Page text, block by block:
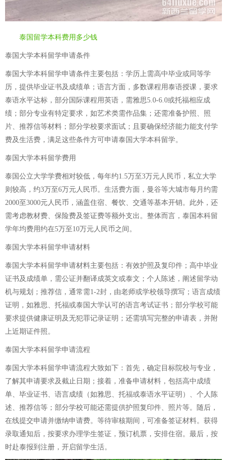
泰国留学本科费用多少钱
泰国大学本科留学申请条件
泰国大学本科留学申请条件主要包括：学历上需高中毕业或同等学
历，提供毕业证书及成绩单；语言方面，多数课程用泰语授课，要求
泰语水平达标，部分国际课程用英语，需雅思5.0-6.0或托福相应成
绩；部分专业有特定要求，如艺术类需作品集；还需准备护照、照
片、推荐信等材料；部分学校要求面试；且要确保经济能力能支付学
费及生活费，满足这些条件方可申请泰国大学本科留学。
泰国大学本科留学费用
泰国公立大学学费相对较低，每年约1.5万至3万元人民币，私立大学
则较高，约3万至6万元人民币。生活费方面，曼谷等大城市每月约需
2000至3000元人民币，涵盖住宿、餐饮、交通等基本开销。此外，还
需考虑教材费、保险费及签证费等额外支出。整体而言，泰国本科留
学年均费用约在5万至10万元人民币之间。
泰国大学本科留学申请材料
泰国大学本科留学申请材料主要包括：有效护照及复印件；高中毕业
证书及成绩单，需公证并翻译成英文或泰文；个人陈述，阐述留学动
机与规划；推荐信，通常需1-2封，由老师或学校领导撰写；语言成绩
证明，如雅思、托福或泰国大学认可的语言考试证书；部分学校可能
要求提供健康证明及无犯罪记录证明；还需填写完整的申请表，并附
上近期证件照。
泰国大学本科留学申请流程
泰国大学本科留学申请流程大致如下：首先，确定目标院校与专业，
了解其申请要求及截止日期；接着，准备申请材料，包括高中成绩
单、毕业证书、语言成绩（如雅思、托福或泰语水平证明）、个人陈
述、推荐信等；部分学校可能还需提供护照复印件、照片等。随后，
在线提交申请并缴纳申请费。等待审核期间，可准备签证材料。获得
录取通知后，按要求办理学生签证，预订机票，安排住宿。最后，按
时赴泰报到注册，开启留学生活。